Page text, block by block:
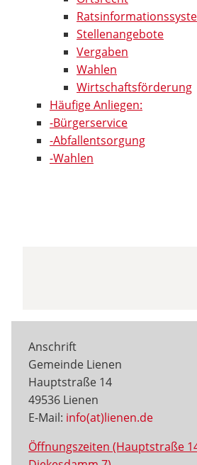
Stellenangebote
Vergaben
Wahlen
Wirtschaftsförderung
Häufige Anliegen:
-Bürgerservice
-Abfallentsorgung
-Wahlen
Anschrift
Gemeinde Lienen
Hauptstraße 14
49536 Lienen
E-Mail: info(at)lienen.de
Öffnungszeiten (Hauptstraße